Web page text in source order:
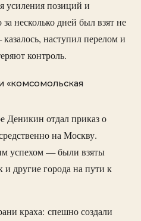
усиления позиций и
несколько дней был взят не
наступил перелом и
контроль.
«комсомольская
Деникин отдал приказ о
на Москву.
успехом — были взяты
другие города на пути к
краха: спешно создали